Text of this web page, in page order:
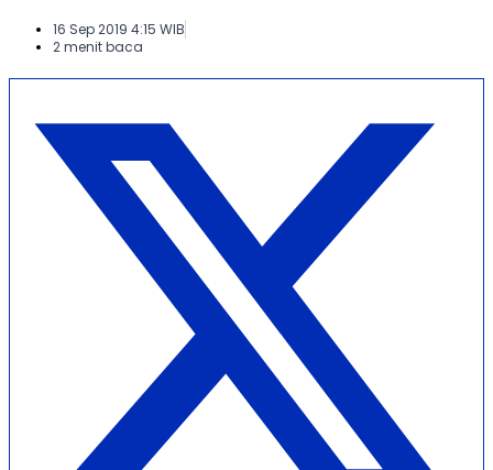
16 Sep 2019 4:15 WIB
2 menit baca